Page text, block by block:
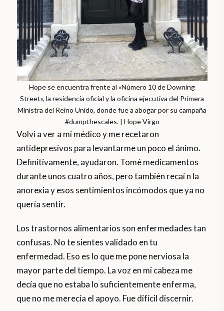
Hope se encuentra frente al «Número 10 de Downing
Street», la residencia oficial y la oficina ejecutiva del Primera
Ministra del Reino Unido, donde fue a abogar por su campaña
#dumpthescales. | Hope Virgo
Volví a ver a mi médico y me recetaron
antidepresivos para levantarme un poco el ánimo.
Definitivamente, ayudaron. Tomé medicamentos
durante unos cuatro años, pero también recaí n la
anorexia y esos sentimientos incómodos que ya no
quería sentir.
Los trastornos alimentarios son enfermedades tan
confusas. No te sientes validado en tu
enfermedad. Eso es lo que me pone nerviosa la
mayor parte del tiempo. La voz en mi cabeza me
decía que no estaba lo suficientemente enferma,
que no me merecía el apoyo. Fue difícil discernir.